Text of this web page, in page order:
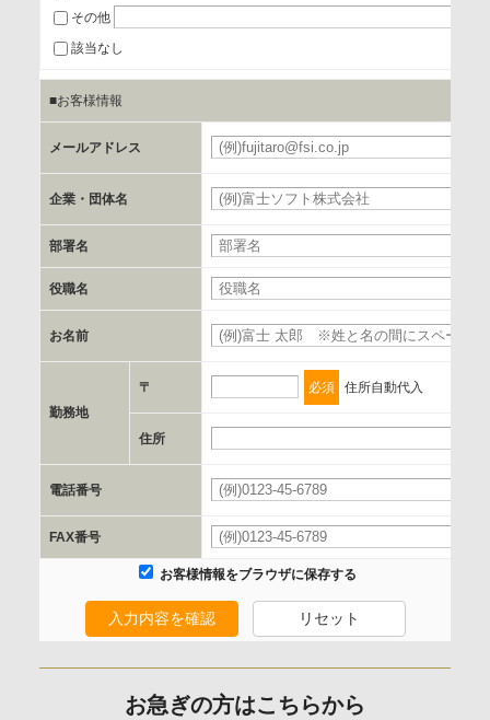
a.個人情報の提供・利用目的
当該企業/団体のサービス等のご案内及び当該企業/団体からの
お客様のご氏名、フリガナ、企業・団体名、部署名、役職、
郵便番号、住所、電話番号、FAX番号、メールアドレス
c.第三者への提供の手段または手法
書類の送付又は電子的な方法
d.提供先および管理者
当社とイベント/セミナーを共同で開催する企業/団体
e.個人情報取り扱いに関する契約
当社と当該企業/団体とは、個人情報取扱に関する覚書の締結
を行います。
委託の有無
利用目的の通知、開示、内容の訂正、追加または削除、利用
その他
該当なし
■お客様情報
メールアドレス
企業・団体名
部署名
役職名
お名前
勤務地
〒 必須 住所自動代入
住所
電話番号
FAX番号
お客様情報をブラウザに保存する
入力内容を確認 リセット
お急ぎの方はこちらから